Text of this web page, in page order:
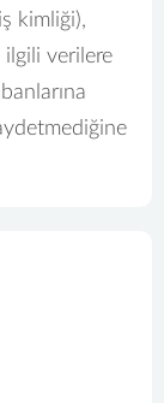
kimliği),
ilgili verilere